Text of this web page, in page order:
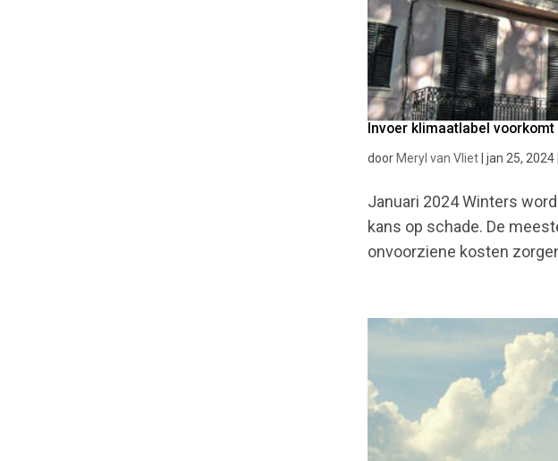
Invoer klimaatlabel
doorMeryl van Vliet|jan 25, 2024
Januari 2024 Winters
kans op schade. De
onvoorziene kosten